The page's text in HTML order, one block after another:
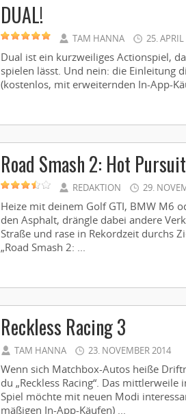
DUAL!
TAM HANNA 25.
Dual ist ein kurzweiliges Actionspiel,
spielen lässt. Und nein: die Einleitung
(kostenlos, mit erweiternden In-App-
Road Smash 2: Hot Pursuit
REDAKTION 29.
Heize mit deinem Golf GTI, BMW M6
den Asphalt, drängle dabei andere
Straße und rase in Rekordzeit durchs
„Road Smash 2: ...
Reckless Racing 3
TAM HANNA 23. NOVEMBER 2014
Wenn sich Matchbox-Autos heiße
du „Reckless Racing“. Das
Spiel möchte mit neuen Modi
mäßigen In-App-Käufen) ...